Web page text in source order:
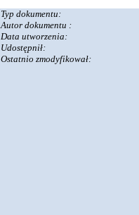
Typ dokumentu:
Autor dokumentu :
Data utworzenia:
Udostępnił:
Ostatnio zmodyfikował: